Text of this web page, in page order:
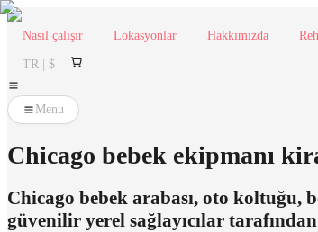
Nasıl çalışır Lokasyonlar Hakkımızda
TR | $
Menu
Chicago bebek ekipmanı
Chicago bebek arabası, oto koltuğu,
güvenilir yerel sağlayıcılar